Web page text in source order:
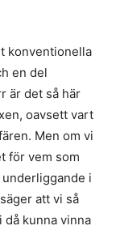
konventionella
en del
är det så här
oavsett vart
Men om vi
för vem som
i
att vi så
kunna vinna